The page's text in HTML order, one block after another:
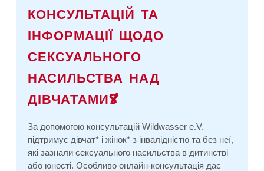
КОНСУЛЬТАЦІЙ ТА
ІНФОРМАЦІЇ ЩОДО
СЕКСУАЛЬНОГО
НАСИЛЬСТВА НАД
ДІВЧАТАМИ*
За допомогою консультацій Wildwasser e.V.
підтримує дівчат* і жінок* з інвалідністю та без неї,
які зазнали сексуального насильства в дитинстві
або юності. Особливо онлайн-консультація дає